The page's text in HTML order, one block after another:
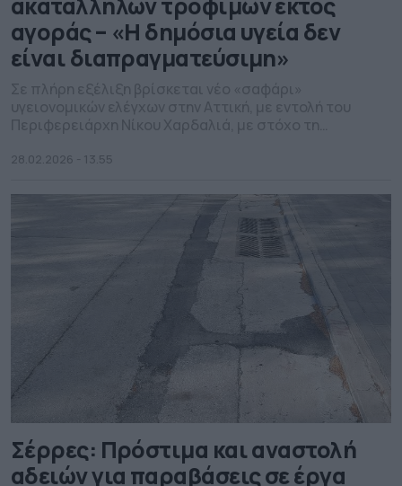
αγοράς – «Η δημόσια υγεία δεν
είναι διαπραγματεύσιμη»
καταναλωτών. Κατά την περίοδο των Αποκριών (6–23
Αγροτικής Οικονομίας, Κτηνιατρικής και Αλιείας
πραγματοποίησαν 1.108 ελέγχους σε καταστήματα
λιανικής, λαϊκές αγορές, επιχειρήσεις τροφίμων […]
28.02.2026 - 13.55
Σέρρες: Πρόστιμα και αναστολή
αδειών για παραβάσεις σε έργα